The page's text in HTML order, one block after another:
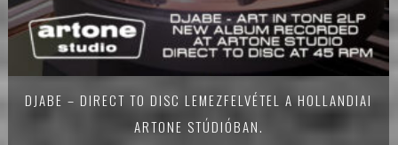
DJABE – DIRECT TO DISC LEMEZFELVÉTEL A HOLLANDIAI
ARTONE STÚDIÓBAN.